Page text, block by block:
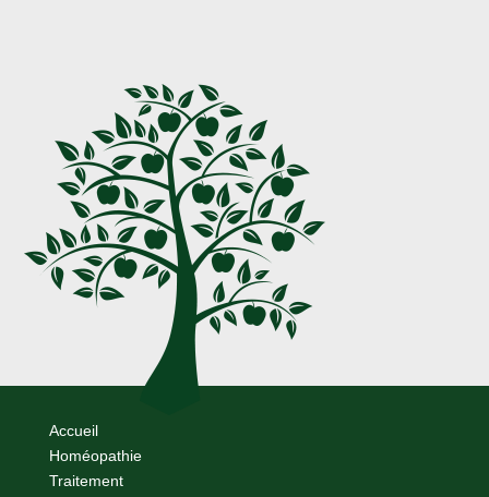
Accueil
Homéopathie
Traitement